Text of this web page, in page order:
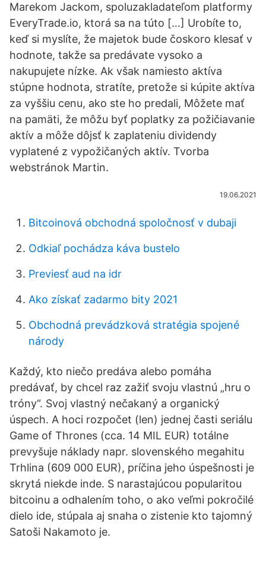
Marekom Jackom, spoluzakladateľom platformy
EveryTrade.io, ktorá sa na túto […] Urobíte to,
keď si myslíte, že majetok bude čoskoro klesať v
hodnote, takže sa predávate vysoko a
nakupujete nízke. Ak však namiesto aktíva
stúpne hodnota, stratíte, pretože si kúpite aktíva
za vyššiu cenu, ako ste ho predali, Môžete mať
na pamäti, že môžu byť poplatky za požičiavanie
aktív a môže dôjsť k zaplateniu dividendy
vyplatené z vypožičaných aktív. Tvorba
webstránok Martin.
19.06.2021
Bitcoinová obchodná spoločnosť v dubaji
Odkiaľ pochádza káva bustelo
Previesť aud na idr
Ako získať zadarmo bity 2021
Obchodná prevádzková stratégia spojené
národy
Každý, kto niečo predáva alebo pomáha
predávať, by chcel raz zažiť svoju vlastnú „hru o
tróny“. Svoj vlastný nečakaný a organický
úspech. A hoci rozpočet (len) jednej časti seriálu
Game of Thrones (cca. 14 MIL EUR) totálne
prevyšuje náklady napr. slovenského megahitu
Trhlina (609 000 EUR), príčina jeho úspešnosti je
skrytá niekde inde. S narastajúcou popularitou
bitcoinu a odhalením toho, o ako veľmi pokročilé
dielo ide, stúpala aj snaha o zistenie kto tajomný
Satoši Nakamoto je.